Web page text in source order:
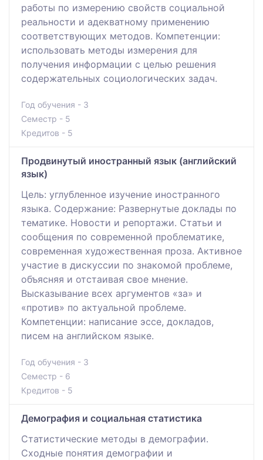
работы по измерению свойств социальной
реальности и адекватному применению
соответствующих методов. Компетенции:
использовать методы измерения для
получения информации с целью решения
содержательных социологических задач.
Год обучения - 3
Семестр - 5
Кредитов - 5
Продвинутый иностранный язык (английский
язык)
Цель: углубленное изучение иностранного
языка. Содержание: Развернутые доклады по
тематике. Новости и репортажи. Статьи и
сообщения по современной проблематике,
современная художественная проза. Активное
участие в дискуссии по знакомой проблеме,
объясняя и отстаивая свое мнение.
Высказывание всех аргументов «за» и
«против» по актуальной проблеме.
Компетенции: написание эссе, докладов,
писем на английском языке.
Год обучения - 3
Семестр - 6
Кредитов - 5
Демография и социальная статистика
Статистические методы в демографии.
Сходные понятия демографии и